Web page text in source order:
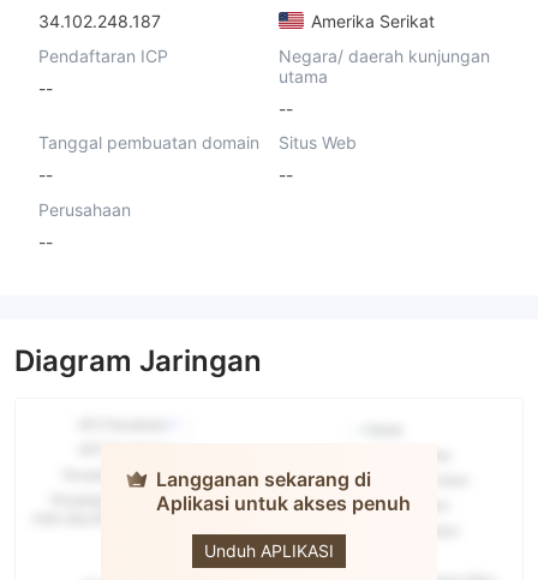
34.102.248.187
Amerika Serikat
Pendaftaran ICP
--
Negara/ daerah kunjungan
utama
--
Tanggal pembuatan domain
--
Situs Web
--
Perusahaan
--
Diagram Jaringan
Langganan sekarang di
Aplikasi untuk akses penuh
Unduh APLIKASI
WDC